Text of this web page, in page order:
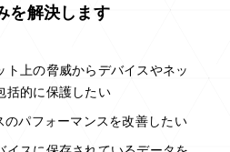
を解決します
ト上の脅威からデバイスやネッ
括的に保護したい
のパフォーマンスを改善したい